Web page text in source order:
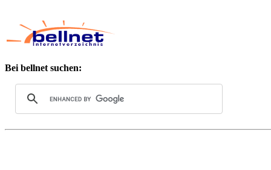
Bei bellnet suchen: